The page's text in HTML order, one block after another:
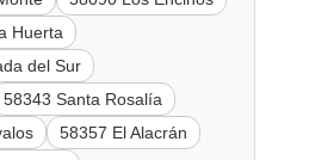
Huerta
del Sur
58343 Santa Rosalía
58357 El Alacrán